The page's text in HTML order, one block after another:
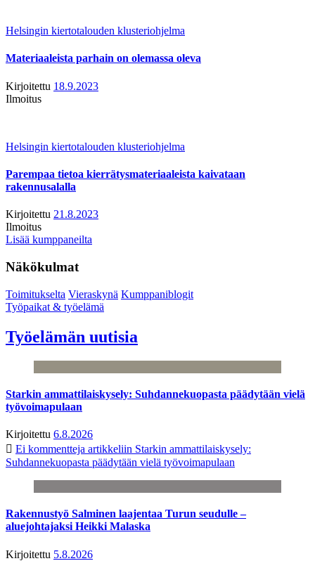
Helsingin kiertotalouden klusteriohjelma
Materiaaleista parhain on olemassa oleva
Kirjoitettu 18.9.2023
Ilmoitus
Helsingin kiertotalouden klusteriohjelma
Parempaa tietoa kierrätysmateriaaleista kaivataan
rakennusalalla
Kirjoitettu 21.8.2023
Ilmoitus
Lisää kumppaneilta
Näkökulmat
Toimitukselta Vieraskynä Kumppaniblogit
Työpaikat & työelämä
Työelämän uutisia
Starkin ammattilaiskysely: Suhdannekuopasta päädytään vielä
työvoimapulaan
Kirjoitettu 6.8.2026
Ei kommentteja artikkeliin Starkin ammattilaiskysely:
Suhdannekuopasta päädytään vielä työvoimapulaan
Rakennustyö Salminen laajentaa Turun seudulle –
aluejohtajaksi Heikki Malaska
Kirjoitettu 5.8.2026